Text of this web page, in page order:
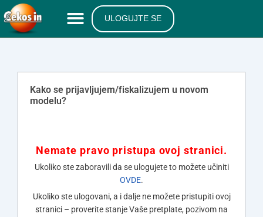
ULOGUJTE SE
Kako se prijavljujem/fiskalizujem u novom
modelu?
Nemate pravo pristupa ovoj stranici.
Ukoliko ste zaboravili da se ulogujete to možete učiniti
OVDE.
Ukoliko ste ulogovani, a i dalje ne možete pristupiti ovoj
stranici – proverite stanje Vaše pretplate, pozivom na